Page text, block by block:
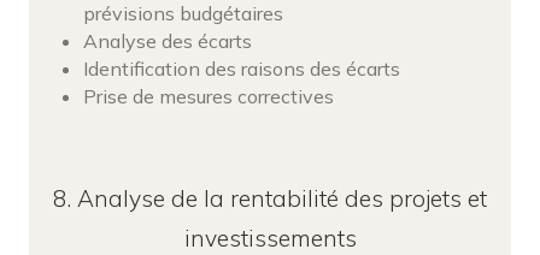
prévisions budgétaires
Analyse des écarts
Identification des raisons des écarts
Prise de mesures correctives
8. Analyse de la rentabilité des projets et
investissements